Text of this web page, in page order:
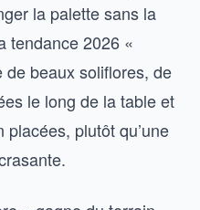
la palette sans la
tendance 2026 «
beaux soliflores, de
le long de la table et
plutôt qu’une